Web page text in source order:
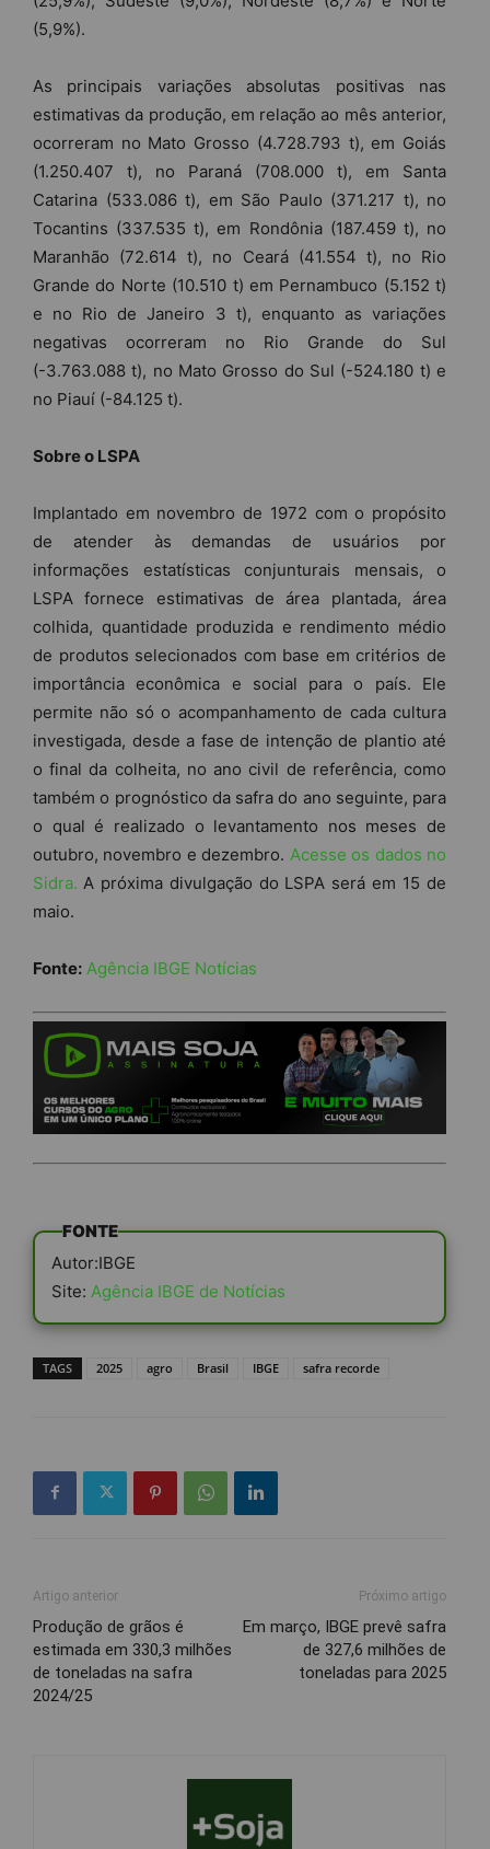
(5,9%).
As principais variações absolutas positivas nas
estimativas da produção, em relação ao mês anterior,
ocorreram no Mato Grosso (4.728.793 t), em Goiás
(1.250.407 t), no Paraná (708.000 t), em Santa
Catarina (533.086 t), em São Paulo (371.217 t), no
Tocantins (337.535 t), em Rondônia (187.459 t), no
Maranhão (72.614 t), no Ceará (41.554 t), no Rio
Grande do Norte (10.510 t) em Pernambuco (5.152 t)
e no Rio de Janeiro 3 t), enquanto as variações
negativas ocorreram no Rio Grande do Sul
(-3.763.088 t), no Mato Grosso do Sul (-524.180 t) e
no Piauí (-84.125 t).
Sobre o LSPA
Implantado em novembro de 1972 com o propósito
de atender às demandas de usuários por
informações estatísticas conjunturais mensais, o
LSPA fornece estimativas de área plantada, área
colhida, quantidade produzida e rendimento médio
de produtos selecionados com base em critérios de
importância econômica e social para o país. Ele
permite não só o acompanhamento de cada cultura
investigada, desde a fase de intenção de plantio até
o final da colheita, no ano civil de referência, como
também o prognóstico da safra do ano seguinte, para
o qual é realizado o levantamento nos meses de
outubro, novembro e dezembro. Acesse os dados no
Sidra. A próxima divulgação do LSPA será em 15 de
maio.
Fonte: Agência IBGE Notícias
FONTE
Autor:IBGE
Site: Agência IBGE de Notícias
TAGS 2025 agro Brasil IBGE safra recorde
Artigo anterior
Produção de grãos é
estimada em 330,3 milhões
de toneladas na safra
2024/25
Próximo artigo
Em março, IBGE prevê safra
de 327,6 milhões de
toneladas para 2025